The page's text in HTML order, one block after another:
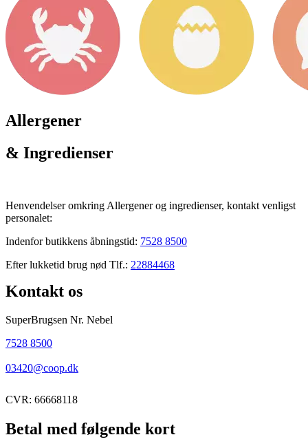
Allergener
& Ingredienser
Henvendelser omkring Allergener og ingredienser, kontakt venligst
personalet:
Indenfor butikkens åbningstid: 7528 8500
Efter lukketid brug nød Tlf.: 22884468
Kontakt os
SuperBrugsen Nr. Nebel
7528 8500
03420@coop.dk
CVR: 66668118
Betal med følgende kort